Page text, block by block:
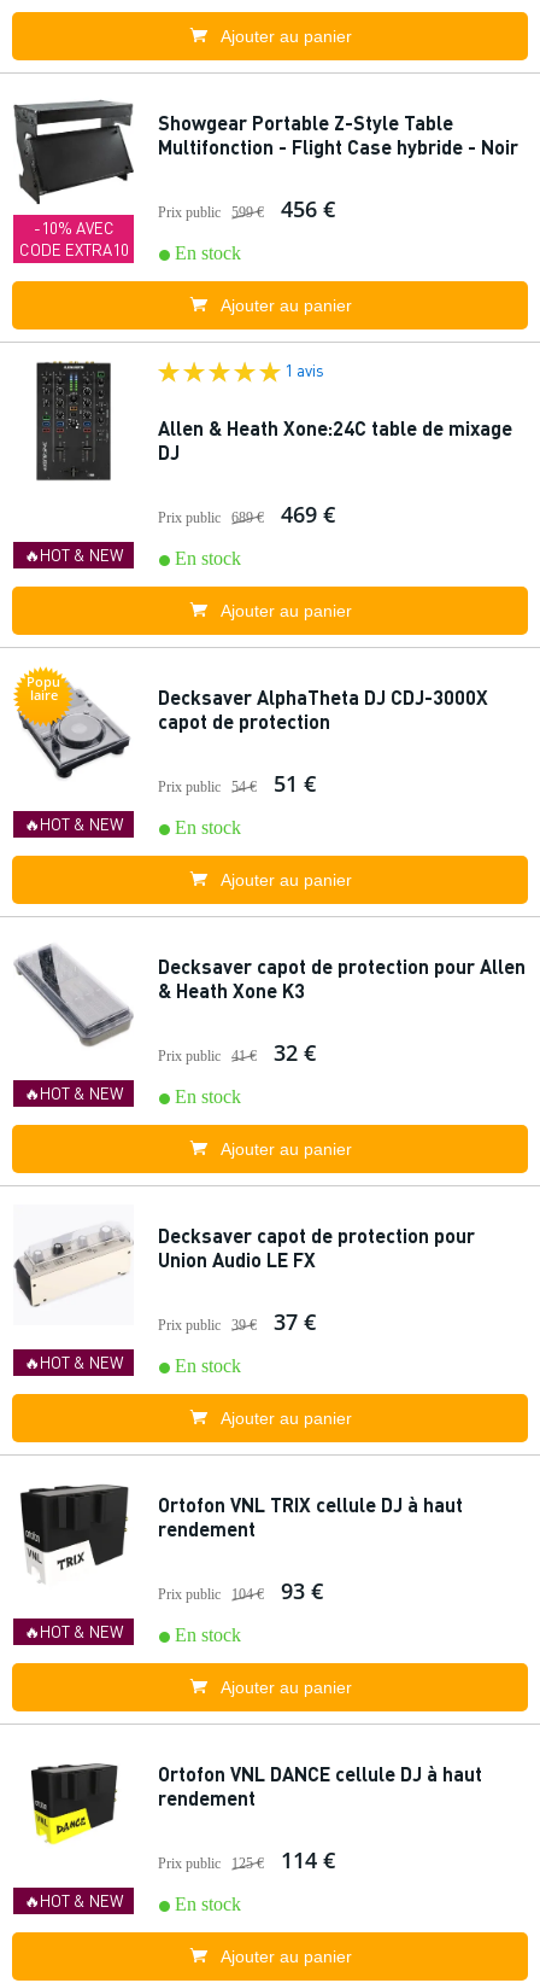
Ajouter au panier
-10% AVEC
CODE EXTRA10
Showgear Portable Z-Style Table
Multifonction - Flight Case hybride - Noir
Prix public 599 € 456 €
En stock
Ajouter au panier
🔥HOT & NEW
1 avis
Allen & Heath Xone:24C table de mixage
DJ
Prix public 689 € 469 €
En stock
Ajouter au panier
Popu
laire
🔥HOT & NEW
Decksaver AlphaTheta DJ CDJ-3000X
capot de protection
Prix public 54 € 51 €
En stock
Ajouter au panier
🔥HOT & NEW
Decksaver capot de protection pour Allen
& Heath Xone K3
Prix public 41 € 32 €
En stock
Ajouter au panier
🔥HOT & NEW
Decksaver capot de protection pour
Union Audio LE FX
Prix public 39 € 37 €
En stock
Ajouter au panier
🔥HOT & NEW
Ortofon VNL TRIX cellule DJ à haut
rendement
Prix public 104 € 93 €
En stock
Ajouter au panier
🔥HOT & NEW
Ortofon VNL DANCE cellule DJ à haut
rendement
Prix public 125 € 114 €
En stock
Ajouter au panier